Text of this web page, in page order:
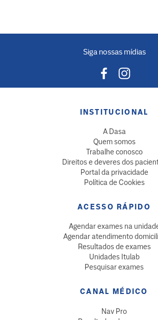
Siga nossas mídias
INSTITUCIONAL
A Dasa
Quem somos
Trabalhe conosco
Direitos e deveres dos
Portal da privacidade
Política de Cookies
ACESSO RÁPIDO
Agendar exames na
Agendar atendimento
Resultados de exames
Unidades Itulab
Pesquisar exames
CANAL MÉDICO
Nav Pro